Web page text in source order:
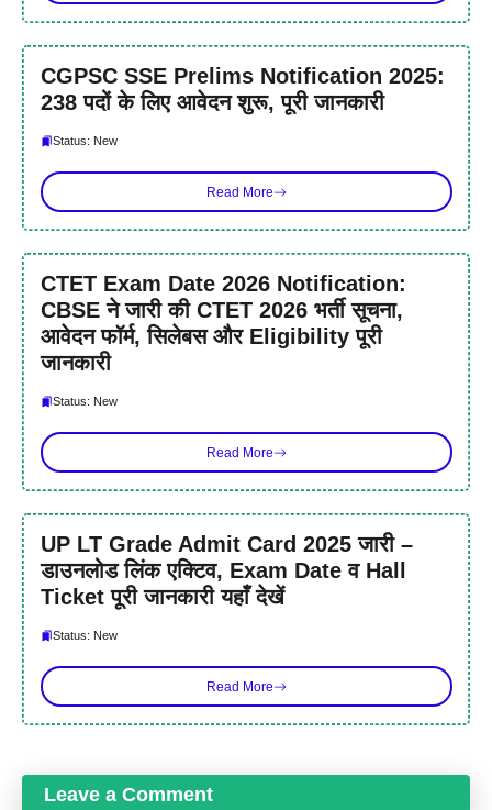
CGPSC SSE Prelims Notification 2025:
238 पदों के लिए आवेदन शुरू, पूरी जानकारी
Status: New
Read More
CTET Exam Date 2026 Notification:
CBSE ने जारी की CTET 2026 भर्ती सूचना,
आवेदन फॉर्म, सिलेबस और Eligibility पूरी
जानकारी
Status: New
Read More
UP LT Grade Admit Card 2025 जारी –
डाउनलोड लिंक एक्टिव, Exam Date व Hall
Ticket पूरी जानकारी यहाँ देखें
Status: New
Read More
Leave a Comment